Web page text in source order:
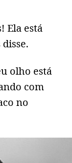
Ela está
olho está
com
no